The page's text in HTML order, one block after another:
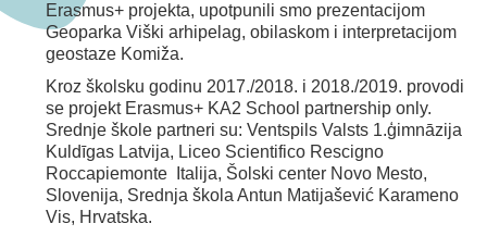
Erasmus+ projekta, upotpunili smo prezentacijom
Geoparka Viški arhipelag, obilaskom i interpretacijom
geostaze Komiža.
Kroz školsku godinu 2017./2018. i 2018./2019. provodi
se projekt Erasmus+ KA2 School partnership only.
Srednje škole partneri su: Ventspils Valsts 1.ģimnāzija
Kuldīgas Latvija, Liceo Scientifico Rescigno
Roccapiemonte Italija, Šolski center Novo Mesto,
Slovenija, Srednja škola Antun Matijašević Karameno
Vis, Hrvatska.